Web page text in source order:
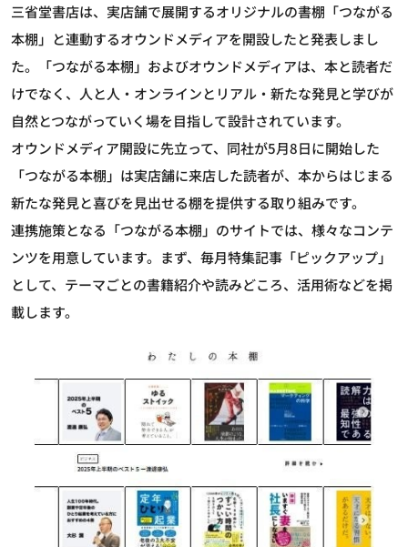
三省堂書店は、実店舗で展開するオリジナルの書棚「つながる
本棚」と連動するオウンドメディアを開設したと発表しまし
た。「つながる本棚」およびオウンドメディアは、本と読者だ
けでなく、人と人・オンラインとリアル・新たな発見と学びが
自然とつながっていく場を目指して設計されています。
オウンドメディア開設に先立って、同社が5月8日に開始した
「つながる本棚」は実店舗に来店した読者が、本からはじまる
新たな発見と喜びを見出せる棚を提供する取り組みです。
連携施策となる「つながる本棚」のサイトでは、様々なコンテ
ンツを用意しています。まず、毎月特集記事「ピックアップ」
として、テーマごとの書籍紹介や読みどころ、活用術などを掲
載します。